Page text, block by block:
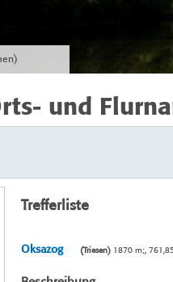
und
Trefferliste
Oksazog (Triesen)1870 m;,